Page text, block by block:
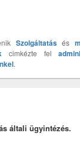
Szolgáltatásés
cimkézte fel
.
általi ügyintézés.